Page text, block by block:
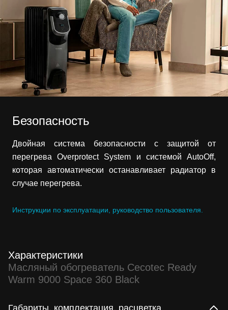
Безопасность
Двойная система безопасности с защитой от
перегрева Overprotect System и системой AutoOff,
которая автоматически останавливает радиатор в
случае перегрева.
Инструкции по эксплуатации, руководство пользователя.
Характеристики
Масляный обогреватель Cecotec Ready
Warm 9000 Space 360 Black
Габариты, комплектация, расцветка